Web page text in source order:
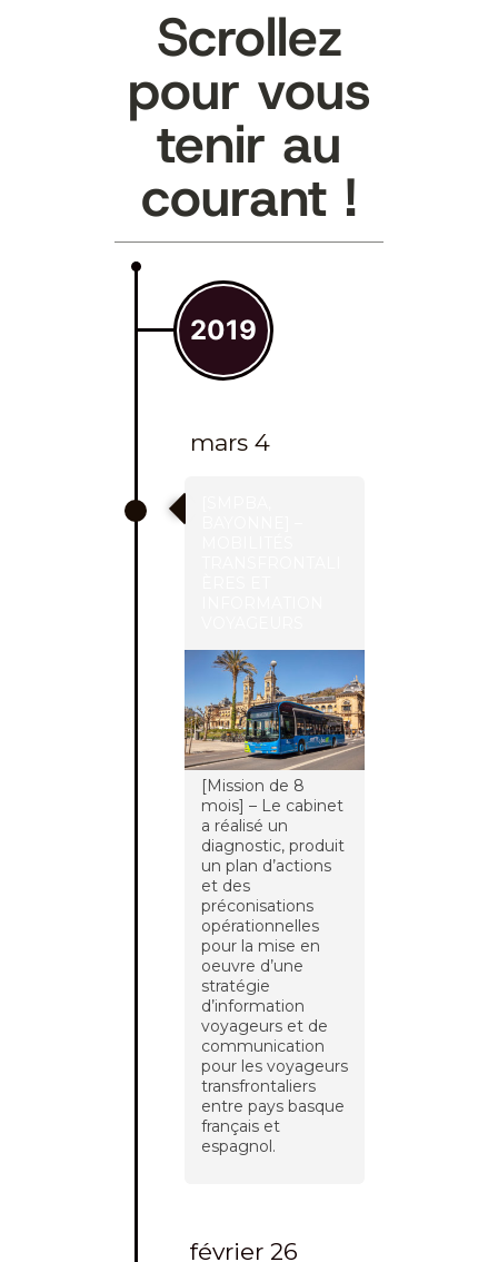
Scrollez
pour vous
tenir au
courant !
2019
mars 4
[Mission de 8
mois] – Le cabinet
a réalisé un
diagnostic, produit
un plan d’actions
et des
préconisations
opérationnelles
pour la mise en
oeuvre d’une
stratégie
d’information
voyageurs et de
communication
pour les voyageurs
transfrontaliers
entre pays basque
français et
espagnol.
février 26